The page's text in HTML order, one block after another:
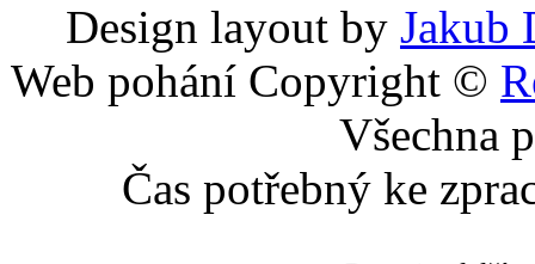
Design layout by Jakub
Web pohání Copyright ©
Všechna
Čas potřebný ke